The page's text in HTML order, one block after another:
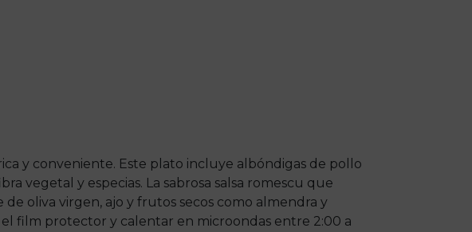
y conveniente. Este plato incluye albóndigas de pollo
vegetal y especias. La sabrosa salsa romescu que
oliva virgen, ajo y frutos secos como almendra y
film protector y calentar en microondas entre 2:00 a